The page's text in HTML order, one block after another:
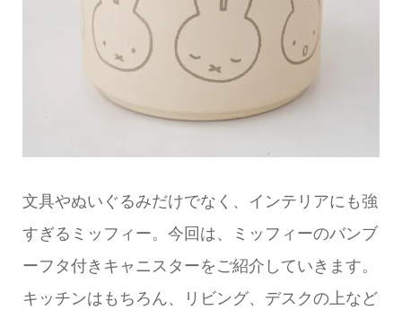
文具やぬいぐるみだけでなく、インテリアにも強
すぎるミッフィー。今回は、ミッフィーのバンブ
ーフタ付きキャニスターをご紹介していきます。
キッチンはもちろん、リビング、デスクの上など